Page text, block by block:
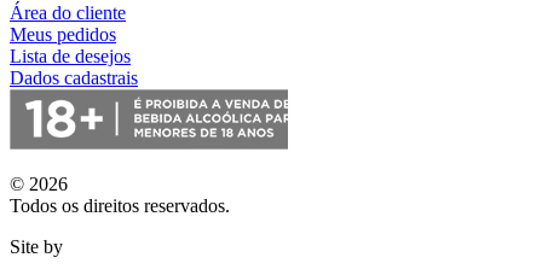
Área do cliente
Meus pedidos
Lista de desejos
Dados cadastrais
© 2026
Todos os direitos reservados.
Site by